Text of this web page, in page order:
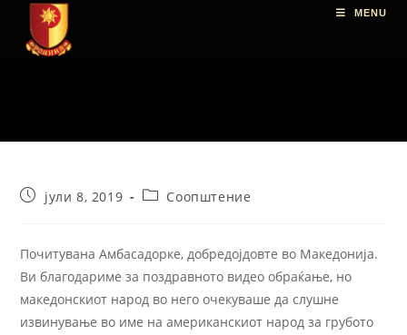
MENU
јули 8, 2019 Соопштение
Почитувана Амбасадорке, добредојдовте во Македонија.
Ви благодариме за поздравното видео обраќање, но
македонскиот народ во него очекуваше да слушне
извинување во име на американскиот народ за грубото